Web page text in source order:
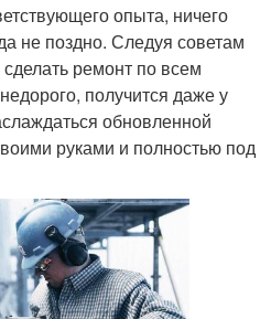
опыта, ничего
не поздно. Следуя советам
ремонт по всем
получится даже у
обновленной
руками и полностью под